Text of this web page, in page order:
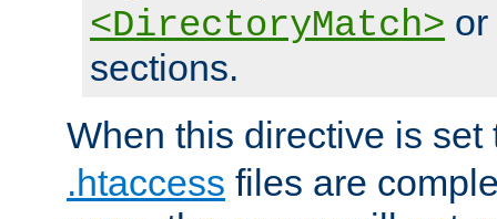
<DirectoryMatch> or
sections.
When this directive is
.htaccess files are